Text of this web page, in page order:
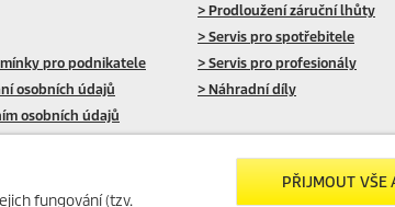
pro podnikatele
osobních údajů
osobních údajů
> Prodloužení záruční lhůty
> Servis pro spotřebitele
> Servis pro profesionály
> Náhradní díly
SLEDUJTE NÁS NA
fungování (tzv.
PŘIJMOUT VŠE